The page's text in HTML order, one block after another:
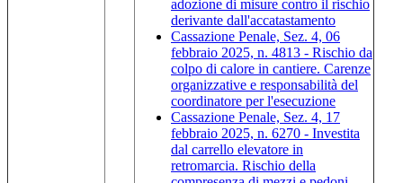
adozione di misure contro il rischio
derivante dall'accatastamento
Cassazione Penale, Sez. 4, 06
febbraio 2025, n. 4813 - Rischio da
colpo di calore in cantiere. Carenze
organizzative e responsabilità del
coordinatore per l'esecuzione
Cassazione Penale, Sez. 4, 17
febbraio 2025, n. 6270 - Investita
dal carrello elevatore in
retromarcia. Rischio della